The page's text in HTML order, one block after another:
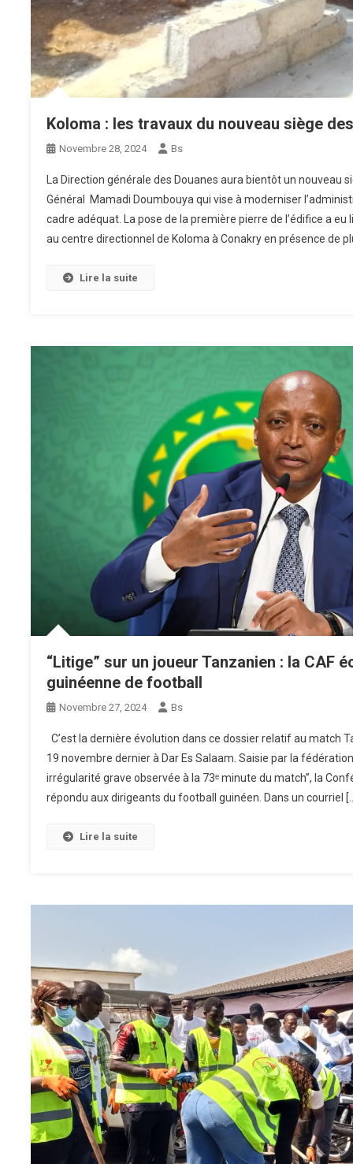
Koloma : les travaux du nouveau siège
Novembre 28, 2024 Bs
La Direction générale des Douanes aura bientôt un nouveau
Général Mamadi Doumbouya qui vise à moderniser
cadre adéquat. La pose de la première pierre de l’édifice a
au centre directionnel de Koloma à Conakry en présence de
Lire la suite
“Litige” sur un joueur Tanzanien : la CAF
guinéenne de football
Novembre 27, 2024 Bs
C’est la dernière évolution dans ce dossier relatif au match
19 novembre dernier à Dar Es Salaam. Saisie par la
irrégularité grave observée à la 73ᵉ minute du match”, la
répondu aux dirigeants du football guinéen. Dans un courriel
Lire la suite